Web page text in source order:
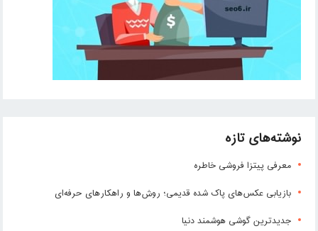
نوشته‌های تازه
معرفی پیتزا فروشی خاطره
بازیابی عکس‌های پاک شده قدیمی؛ روش‌ها و راهکارهای حرفه‌ای
جدیدترین گوشی هوشمند دنیا